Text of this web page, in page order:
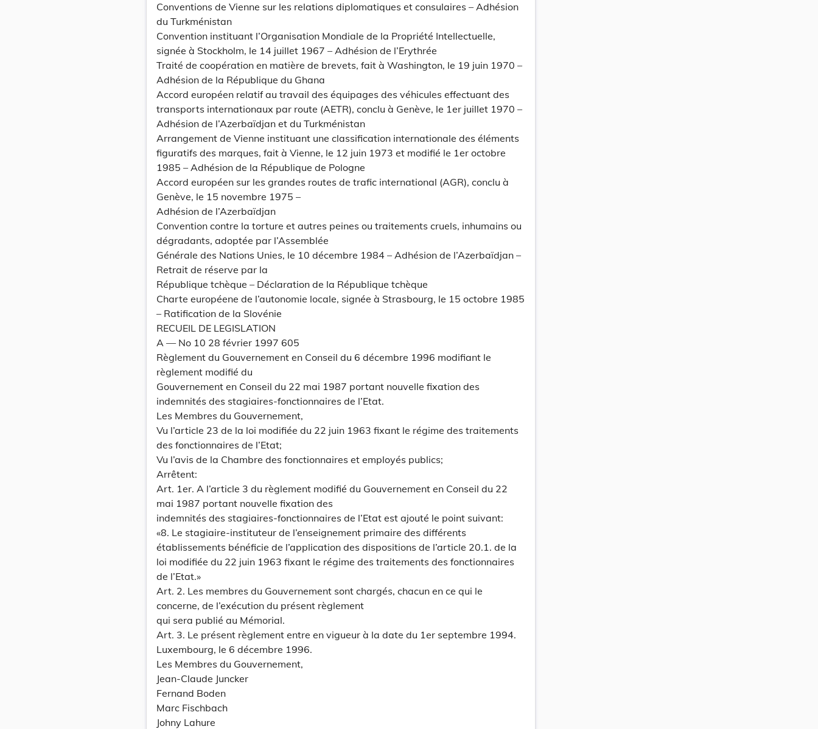
Conventions de Vienne sur les relations diplomatiques et consulaires – Adhésion
du Turkménistan
Convention instituant l’Organisation Mondiale de la Propriété Intellectuelle,
signée à Stockholm, le 14 juillet 1967 – Adhésion de l’Erythrée
Traité de coopération en matière de brevets, fait à Washington, le 19 juin 1970 –
Adhésion de la République du Ghana
Accord européen relatif au travail des équipages des véhicules effectuant des
transports internationaux par route (AETR), conclu à Genève, le 1er juillet 1970 –
Adhésion de l’Azerbaïdjan et du Turkménistan
Arrangement de Vienne instituant une classification internationale des éléments
figuratifs des marques, fait à Vienne, le 12 juin 1973 et modifié le 1er octobre
1985 – Adhésion de la République de Pologne
Accord européen sur les grandes routes de trafic international (AGR), conclu à
Genève, le 15 novembre 1975 –
Adhésion de l’Azerbaïdjan
Convention contre la torture et autres peines ou traitements cruels, inhumains ou
dégradants, adoptée par l’Assemblée
Générale des Nations Unies, le 10 décembre 1984 – Adhésion de l’Azerbaïdjan –
Retrait de réserve par la
République tchèque – Déclaration de la République tchèque
Charte européene de l’autonomie locale, signée à Strasbourg, le 15 octobre 1985
– Ratification de la Slovénie
RECUEIL DE LEGISLATION
A — No 10 28 février 1997 605
Règlement du Gouvernement en Conseil du 6 décembre 1996 modifiant le
règlement modifié du
Gouvernement en Conseil du 22 mai 1987 portant nouvelle fixation des
indemnités des stagiaires-fonctionnaires de l’Etat.
Les Membres du Gouvernement,
Vu l’article 23 de la loi modifiée du 22 juin 1963 fixant le régime des traitements
des fonctionnaires de l’Etat;
Vu l’avis de la Chambre des fonctionnaires et employés publics;
Arrêtent:
Art. 1er. A l’article 3 du règlement modifié du Gouvernement en Conseil du 22
mai 1987 portant nouvelle fixation des
indemnités des stagiaires-fonctionnaires de l’Etat est ajouté le point suivant:
«8. Le stagiaire-instituteur de l’enseignement primaire des différents
établissements bénéficie de l’application des dispositions de l’article 20.1. de la
loi modifiée du 22 juin 1963 fixant le régime des traitements des fonctionnaires
de l’Etat.»
Art. 2. Les membres du Gouvernement sont chargés, chacun en ce qui le
concerne, de l’exécution du présent règlement
qui sera publié au Mémorial.
Art. 3. Le présent règlement entre en vigueur à la date du 1er septembre 1994.
Luxembourg, le 6 décembre 1996.
Les Membres du Gouvernement,
Jean-Claude Juncker
Fernand Boden
Marc Fischbach
Johny Lahure